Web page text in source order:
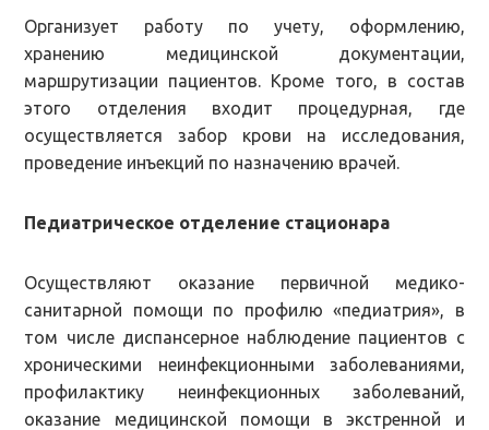
Организует работу по учету, оформлению,
хранению медицинской документации,
маршрутизации пациентов. Кроме того, в состав
этого отделения входит процедурная, где
осуществляется забор крови на исследования,
проведение инъекций по назначению врачей.
Педиатрическое отделение стационара
Осуществляют оказание первичной медико-
санитарной помощи по профилю «педиатрия», в
том числе диспансерное наблюдение пациентов с
хроническими неинфекционными заболеваниями,
профилактику неинфекционных заболеваний,
оказание медицинской помощи в экстренной и